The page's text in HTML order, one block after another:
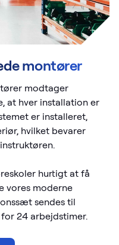
montører
modtager
at hver installation er
er installeret,
hvilket bevarer
hurtigt at få
vores moderne
sendes til
24 arbejdstimer.